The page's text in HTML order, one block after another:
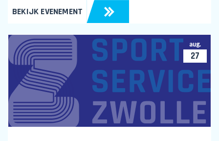
BEKIJK EVENEMENT
aug.
27